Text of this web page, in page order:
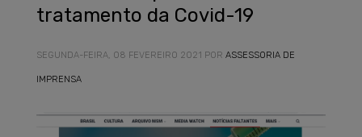
tratamento da Covid-19
SEGUNDA-FEIRA, 08 FEVEREIRO 2021 POR ASSESSORIA DE
IMPRENSA